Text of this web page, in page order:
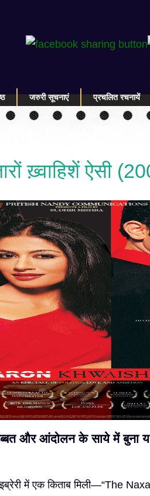
जरुरी सूचनाएं प्रचलित रचनायें
ख़्वाहिशें ऐसी
और आंदोलन के साये में बुना
में एक किताब मिली—“The